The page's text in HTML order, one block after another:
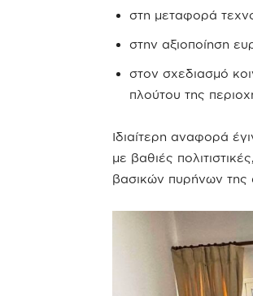
στη μεταφορά
στην αξιοποίηση
στον σχεδιασμό
πλούτου της
Ιδιαίτερη αναφορά
με βαθιές
βασικών πυρήνων της